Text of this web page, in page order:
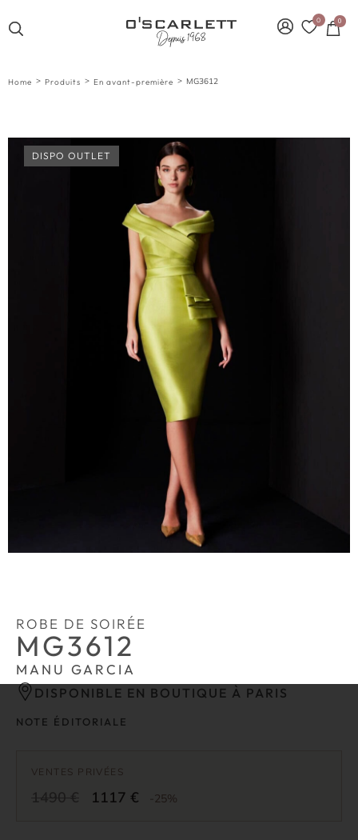
0 0
Home > Produits > En avant-première > MG3612
DISPO OUTLET
ROBE DE SOIRÉE
MG3612
MANU GARCIA
DISPONIBLE EN BOUTIQUE À PARIS
NOTE ÉDITORIALE
VENTES PRIVÉES
1490 € 1117 € -25%